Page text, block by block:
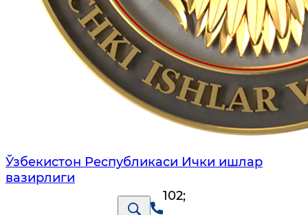
Ўзбекистон Республикаси Ички ишлар
вазирлиги
102;